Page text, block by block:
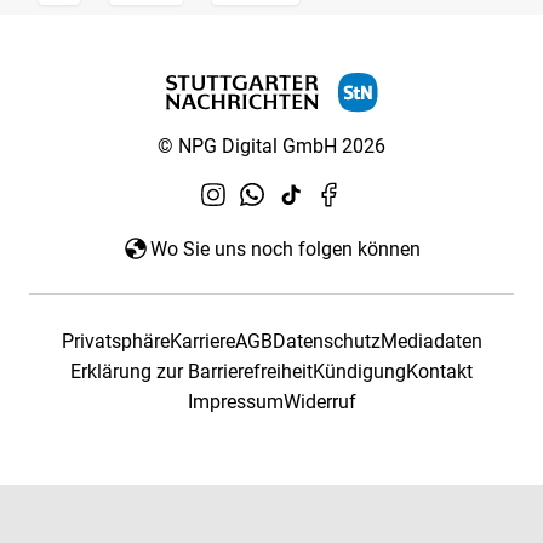
© NPG Digital GmbH 2026
Wo Sie uns noch folgen können
PrivatsphäreKarriereAGBDatenschutzMediadaten
Erklärung zur BarrierefreiheitKündigungKontakt
ImpressumWiderruf